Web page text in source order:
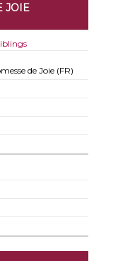
JOIE
de Joie (FR)